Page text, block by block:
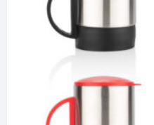
hasta
$1,455